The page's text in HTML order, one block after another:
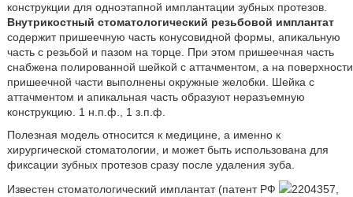
конструкции для одноэтапной имплантации зубных протезов.
Внутрикостный стоматологический резьбовой имплантат
содержит пришеечную часть конусовидной формы, апикальную
часть с резьбой и пазом на торце. При этом пришеечная часть
снабжена полированной шейкой с аттачментом, а на поверхности
пришеечной части выполнены окружные желобки. Шейка с
аттачментом и апикальная часть образуют неразъемную
конструкцию. 1 н.п.ф., 1 з.п.ф.
Полезная модель относится к медицине, а именно к
хирургической стоматологии, и может быть использована для
фиксации зубных протезов сразу после удаления зуба.
Известен стоматологический имплантат (патент РФ
2204357,